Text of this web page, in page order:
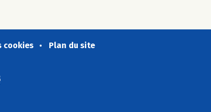
cookies Plan du site